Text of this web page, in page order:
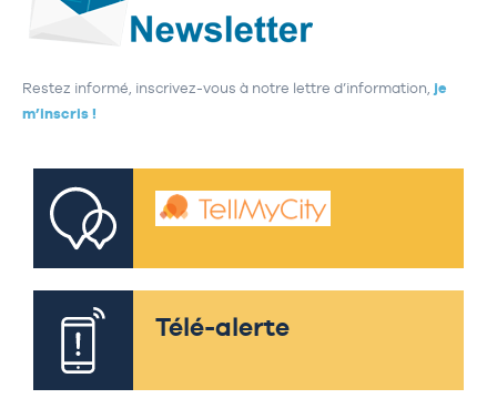
Restez informé, inscrivez-vous à notre lettre d’information, je
m’inscris !
Télé-alerte